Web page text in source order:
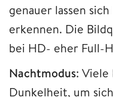
genauer lassen
erkennen. Die
bei HD- eher Full-
Nachtmodus: Viele
Dunkelheit, um